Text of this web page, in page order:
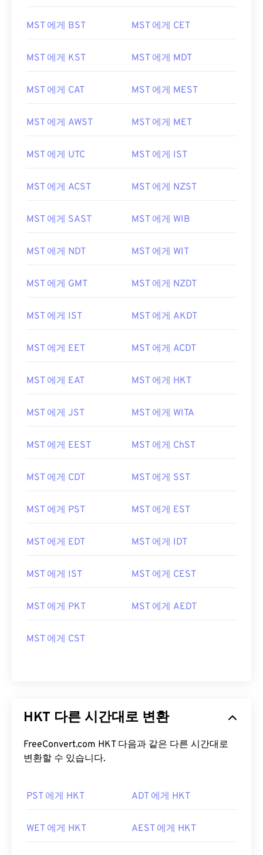
MST 에게 BST MST 에게 CET
MST 에게 KST MST 에게 MDT
MST 에게 CAT MST 에게 MEST
MST 에게 AWST MST 에게 MET
MST 에게 UTC MST 에게 IST
MST 에게 ACST MST 에게 NZST
MST 에게 SAST MST 에게 WIB
MST 에게 NDT MST 에게 WIT
MST 에게 GMT MST 에게 NZDT
MST 에게 IST MST 에게 AKDT
MST 에게 EET MST 에게 ACDT
MST 에게 EAT MST 에게 HKT
MST 에게 JST MST 에게 WITA
MST 에게 EEST MST 에게 ChST
MST 에게 CDT MST 에게 SST
MST 에게 PST MST 에게 EST
MST 에게 EDT MST 에게 IDT
MST 에게 IST MST 에게 CEST
MST 에게 PKT MST 에게 AEDT
MST 에게 CST
HKT 다른 시간대로 변환
FreeConvert.com HKT 다음과 같은 다른 시간대로
변환할 수 있습니다.
PST 에게 HKT ADT 에게 HKT
WET 에게 HKT AEST 에게 HKT